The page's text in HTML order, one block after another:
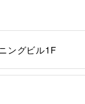
ングビル1F